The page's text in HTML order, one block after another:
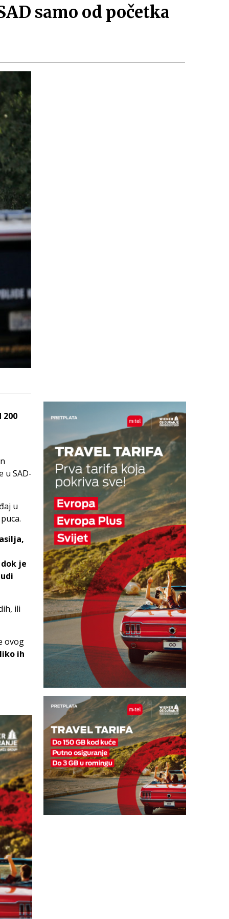
samo od početka
200
u SAD-
u
je
ili
ovog
ih